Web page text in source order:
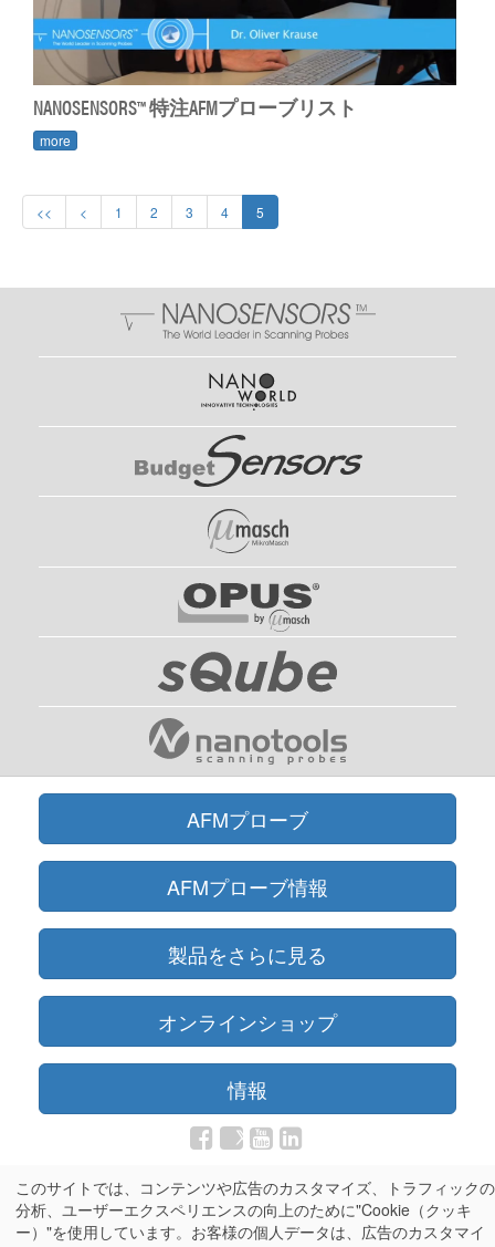
NANOSENSORS™ 特注AFMプローブリスト
more
<< < 1 2 3 4 5
AFMプローブ
AFMプローブ情報
製品をさらに見る
オンラインショップ
情報
このサイトでは、コンテンツや広告のカスタマイズ、トラフィックの
分析、ユーザーエクスペリエンスの向上のために"Cookie（クッキ
ー）"を使用しています。お客様の個人データは、広告のカスタマイ